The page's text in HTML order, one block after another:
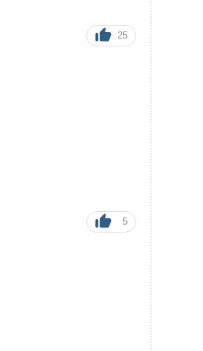
25
5